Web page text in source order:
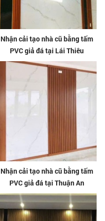
Nhận cải tạo nhà cũ bằng tấm
PVC giả đá tại Lái Thiêu
Nhận cải tạo nhà cũ bằng tấm
PVC giả đá tại Thuận An